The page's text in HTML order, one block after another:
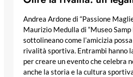
Andrea Ardone di “Passione
Maurizio Medulla di “Museo Samp
sottolineano come l’amicizia
rivalità sportiva. Entrambi hanno
per creare un evento che celebra
anche la storia e la cultura